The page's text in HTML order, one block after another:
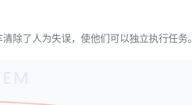
除了人为失误，使他们可以独立执行任务。